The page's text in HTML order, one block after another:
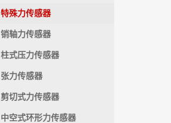
特殊力传感器
销轴力传感器
柱式压力传感器
张力传感器
剪切式力传感器
中空式环形力传感器